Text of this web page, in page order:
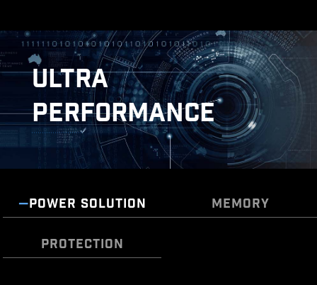
MSI DRIVER UTILITY INSTALLER
เมื่อเชื่อมต่ออินเทอร์เน็ตแล้ว MSI Driver Utility Installer
จะตรวจจับและแสดงรายการไดรเวอร์รวมถึงยูทิลิตี้ที่เหมาะสม
ให้โดยอัตโนมัติ ช่วยให้คุณสามารถดาวน์โหลดและติดตั้งทุก
อย่างเสร็จสิ้นได้เพียงไม่กี่คลิก
เรียนรู้เพิ่มเติม
*โปรดตรวจสอบให้แน่ใจว่าได้เชื่อมต่ออินเทอร์เน็ตแล้ว มิฉะนั้น
โปรแกรม Driver Utility Installer จะไม่เปิดทำงานโดยอัตโนมัติ
*MSI Driver Utility Installer จะพร้อมใช้งานบน Windows 11
เวอร์ชัน (Build) 22H2 เป็นต้นไป.
white (for users who need to use JAF_1), enabling
users to manage cables more efficiently.
IDENTIFY M.2 SIGNAL SOURCE
IDENTIFY USB SPEED
Tested by MSI OC LAB, AI Boost can achieve up to a
27% performance increase, significantly improving
AI computing tasks.
ULTRA
PERFORMANCE
POWER SOLUTION MEMORY
PROTECTION